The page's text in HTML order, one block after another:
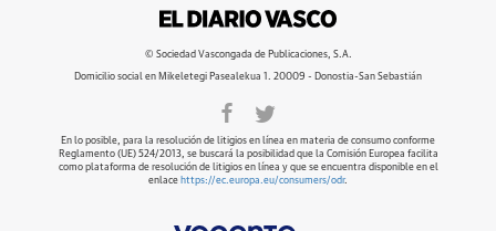
© Sociedad Vascongada de Publicaciones, S.A.
Domicilio social en Mikeletegi Pasealekua 1. 20009 - Donostia-San Sebastián
En lo posible, para la resolución de litigios en línea en materia de consumo conforme
Reglamento (UE) 524/2013, se buscará la posibilidad que la Comisión Europea facilita
como plataforma de resolución de litigios en línea y que se encuentra disponible en el
enlace https://ec.europa.eu/consumers/odr.